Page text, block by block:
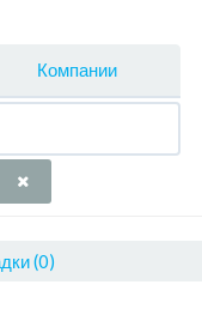
Компании
(0)